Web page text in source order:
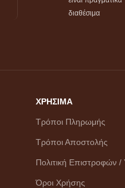
διαθέσιμα
ΧΡΗΣΙΜΑ
Τρόποι Πληρωμής
Τρόποι Αποστολής
Πολιτική Επιστροφών
Όροι Χρήσης